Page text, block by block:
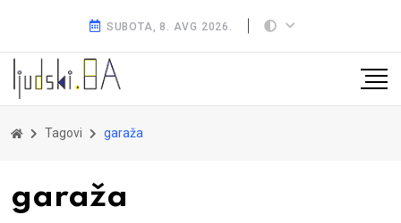
SUBOTA, 8. AVG 2026.
Tagovi garaža
garaža